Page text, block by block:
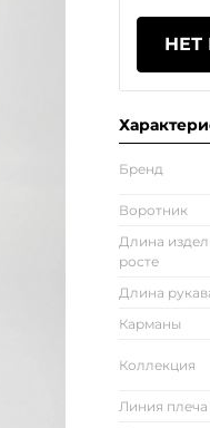
НЕТ
Бренд
Воротник
Длина
росте
Длина
Карманы
Коллекция
Линия плеча